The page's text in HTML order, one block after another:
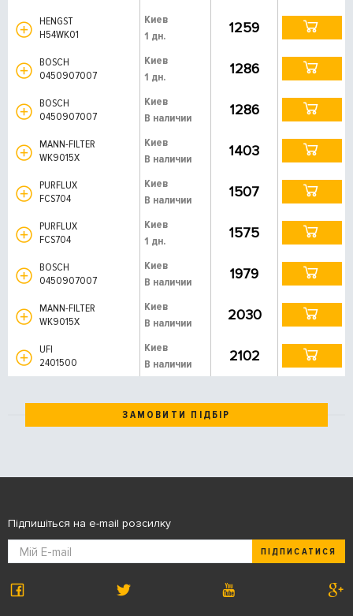
HENGST
H54WK01
Киев
1 дн.
1259
BOSCH
0450907007
Киев
1 дн.
1286
BOSCH
0450907007
Киев
В наличии
1286
MANN-FILTER
WK9015X
Киев
В наличии
1403
PURFLUX
FCS704
Киев
В наличии
1507
PURFLUX
FCS704
Киев
1 дн.
1575
BOSCH
0450907007
Киев
В наличии
1979
MANN-FILTER
WK9015X
Киев
В наличии
2030
UFI
2401500
Киев
В наличии
2102
ЗАМОВИТИ ПІДБІР
Підпишіться на e-mail розсилку
ПІДПИСАТИСЯ